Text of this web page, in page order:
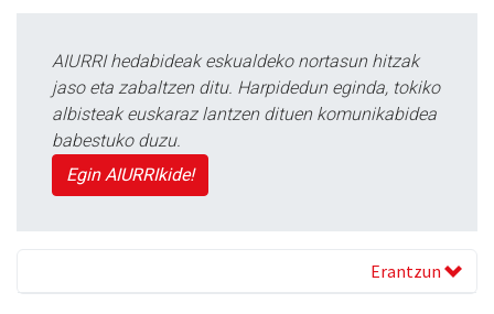
AIURRI hedabideak eskualdeko nortasun hitzak
jaso eta zabaltzen ditu. Harpidedun eginda, tokiko
albisteak euskaraz lantzen dituen komunikabidea
babestuko duzu.
Egin AIURRIkide!
Erantzun